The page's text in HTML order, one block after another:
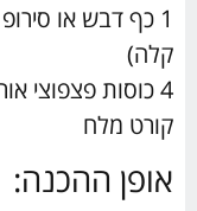
1 כף דבש או
קלה)
4 כוסות פצפוצי אורז (כ-120 גרם)
קורט מלח
אופן ההכנה: